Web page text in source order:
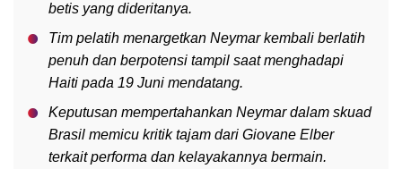
betis yang dideritanya.
Tim pelatih menargetkan Neymar kembali berlatih
penuh dan berpotensi tampil saat menghadapi
Haiti pada 19 Juni mendatang.
Keputusan mempertahankan Neymar dalam skuad
Brasil memicu kritik tajam dari Giovane Elber
terkait performa dan kelayakannya bermain.